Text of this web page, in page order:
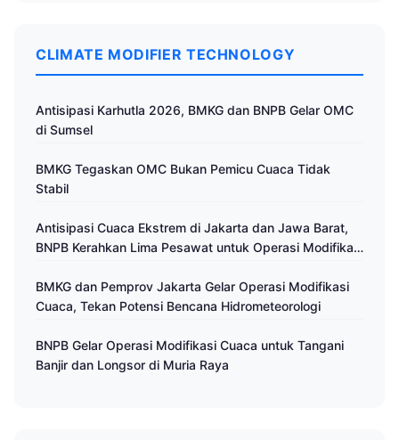
CLIMATE MODIFIER TECHNOLOGY
Antisipasi Karhutla 2026, BMKG dan BNPB Gelar OMC
di Sumsel
BMKG Tegaskan OMC Bukan Pemicu Cuaca Tidak
Stabil
Antisipasi Cuaca Ekstrem di Jakarta dan Jawa Barat,
BNPB Kerahkan Lima Pesawat untuk Operasi Modifikasi
BMKG dan Pemprov Jakarta Gelar Operasi Modifikasi
Cuaca, Tekan Potensi Bencana Hidrometeorologi
BNPB Gelar Operasi Modifikasi Cuaca untuk Tangani
Banjir dan Longsor di Muria Raya